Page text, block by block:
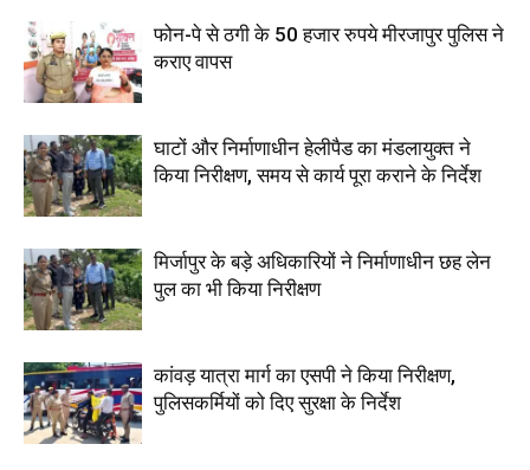
फोन-पे से ठगी के 50 हजार रुपये मीरजापुर पुलिस ने
कराए वापस
घाटों और निर्माणाधीन हेलीपैड का मंडलायुक्त ने
किया निरीक्षण, समय से कार्य पूरा कराने के निर्देश
मिर्जापुर के बड़े अधिकारियों ने निर्माणाधीन छह लेन
पुल का भी किया निरीक्षण
कांवड़ यात्रा मार्ग का एसपी ने किया निरीक्षण,
पुलिसकर्मियों को दिए सुरक्षा के निर्देश